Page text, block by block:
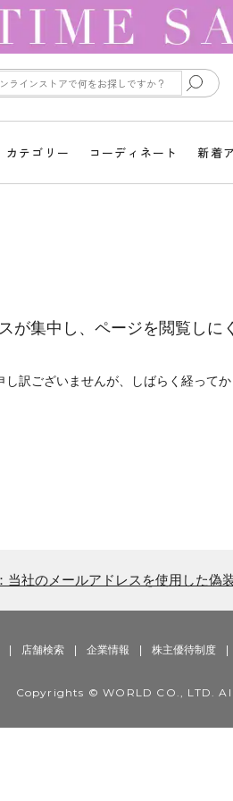
カテゴリー コーディネート 新着
が集中し、ページを閲覧しに
訳ございませんが、しばらく経って
当社のメールアドレスを使用した偽
店舗検索 企業情報 株主優待制度
Copyrights © WORLD CO., LTD.